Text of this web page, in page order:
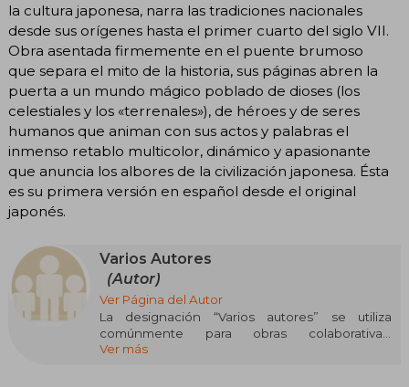
la cultura japonesa, narra las tradiciones nacionales
desde sus orígenes hasta el primer cuarto del siglo VII.
Obra asentada firmemente en el puente brumoso
que separa el mito de la historia, sus páginas abren la
puerta a un mundo mágico poblado de dioses (los
celestiales y los «terrenales»), de héroes y de seres
humanos que animan con sus actos y palabras el
inmenso retablo multicolor, dinámico y apasionante
que anuncia los albores de la civilización japonesa. Ésta
es su primera versión en español desde el original
japonés.
Varios Autores
(Autor)
Ver Página del Autor
La designación “Varios autores” se utiliza
comúnmente para obras colaborativas,
antologías o proyectos editoriales en los que
Ver más